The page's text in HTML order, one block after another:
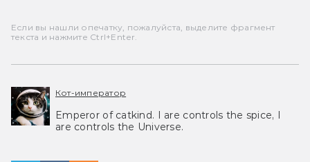
Если вы нашли опечатку, пожалуйста, выделите фрагмент
текста и нажмите Ctrl+Enter.
Кот-император
Emperor of catkind. I are controls the spice, I
are controls the Universe.